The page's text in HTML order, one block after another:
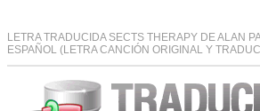
LETRA TRADUCIDA SECTS THERAPY DE ALAN
ESPAÑOL (LETRA CANCIÓN ORIGINAL Y